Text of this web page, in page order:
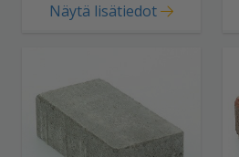
Näytä lisätiedot